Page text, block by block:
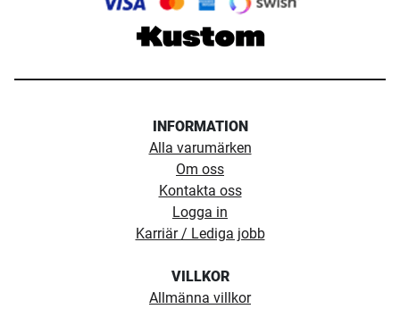
INFORMATION
Alla varumärken
Om oss
Kontakta oss
Logga in
Karriär / Lediga jobb
VILLKOR
Allmänna villkor